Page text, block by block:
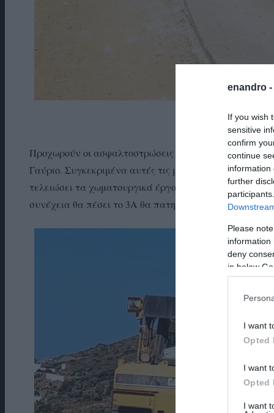
enandro -
If you wish
sensitive
confirm
continue
information
further
Please
information
deny
in below
I want
Opted
I want
Opted
I want
Ο δρόμος
Προχωρούν οι ασφαλτοστρώσεις σε δυο εξαιρετικές
Γαύριο. Συγκεκριμένα αυτές τις μέρες προχωρά ο
τελειώσει τα χωματουργικά έργα και γίνονται οι
συνέχεια θα πέσει το 3Α θα πατηθεί από μπουλντόζα